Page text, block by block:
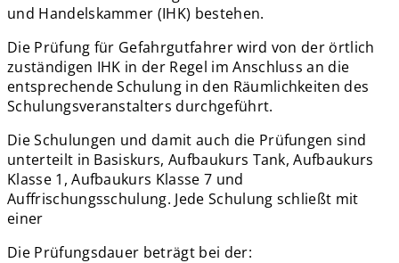
und Handelskammer (IHK) bestehen.
Die Prüfung für Gefahrgutfahrer wird von der örtlich
zuständigen IHK in der Regel im Anschluss an die
entsprechende Schulung in den Räumlichkeiten des
Schulungsveranstalters durchgeführt.
Die Schulungen und damit auch die Prüfungen sind
unterteilt in Basiskurs, Aufbaukurs Tank, Aufbaukurs
Klasse 1, Aufbaukurs Klasse 7 und
Auffrischungsschulung. Jede Schulung schließt mit
einer
Die Prüfungsdauer beträgt bei der: